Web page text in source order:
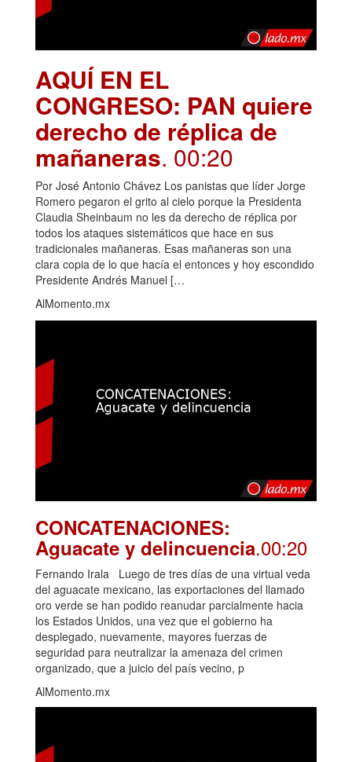
AQUÍ EN EL
CONGRESO: PAN quiere
derecho de réplica de
mañaneras. 00:20
Por José Antonio Chávez Los panistas que líder Jorge
Romero pegaron el grito al cielo porque la Presidenta
Claudia Sheinbaum no les da derecho de réplica por
todos los ataques sistemáticos que hace en sus
tradicionales mañaneras. Esas mañaneras son una
clara copia de lo que hacía el entonces y hoy escondido
Presidente Andrés Manuel […
AlMomento.mx
CONCATENACIONES:
Aguacate y delincuencia.00:20
Fernando Irala Luego de tres días de una virtual veda
del aguacate mexicano, las exportaciones del llamado
oro verde se han podido reanudar parcialmente hacia
los Estados Unidos, una vez que el gobierno ha
desplegado, nuevamente, mayores fuerzas de
seguridad para neutralizar la amenaza del crimen
organizado, que a juicio del país vecino, p
AlMomento.mx